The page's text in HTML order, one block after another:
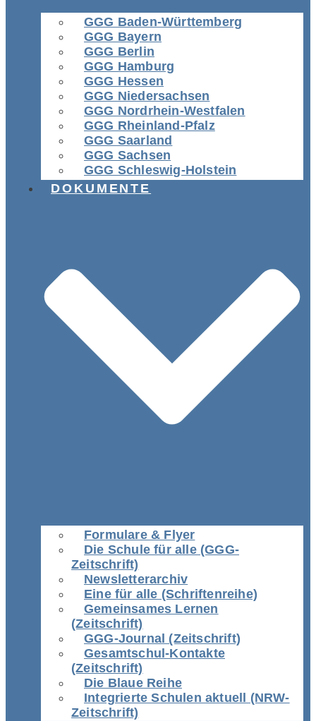
GGG Baden-Württemberg
GGG Bayern
GGG Berlin
GGG Hamburg
GGG Hessen
GGG Niedersachsen
GGG Nordrhein-Westfalen
GGG Rheinland-Pfalz
GGG Saarland
GGG Sachsen
GGG Schleswig-Holstein
DOKUMENTE
Formulare & Flyer
Die Schule für alle (GGG-
Zeitschrift)
Newsletterarchiv
Eine für alle (Schriftenreihe)
Gemeinsames Lernen
(Zeitschrift)
GGG-Journal (Zeitschrift)
Gesamtschul-Kontakte
(Zeitschrift)
Die Blaue Reihe
Integrierte Schulen aktuell (NRW-
Zeitschrift)